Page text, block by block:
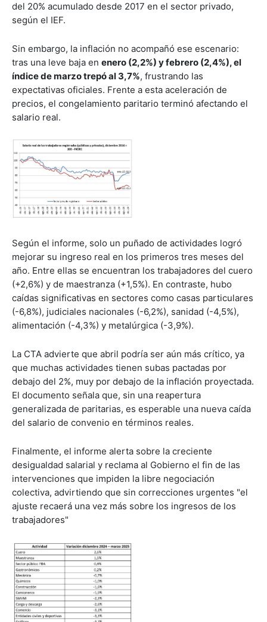
del 20% acumulado desde 2017 en el sector privado,
según el IEF.
Sin embargo, la inflación no acompañó ese escenario:
tras una leve baja en enero (2,2%) y febrero (2,4%), el
índice de marzo trepó al 3,7%, frustrando las
expectativas oficiales. Frente a esta aceleración de
precios, el congelamiento paritario terminó afectando el
salario real.
Según el informe, solo un puñado de actividades logró
mejorar su ingreso real en los primeros tres meses del
año. Entre ellas se encuentran los trabajadores del cuero
(+2,6%) y de maestranza (+1,5%). En contraste, hubo
caídas significativas en sectores como casas particulares
(-6,8%), judiciales nacionales (-6,2%), sanidad (-4,5%),
alimentación (-4,3%) y metalúrgica (-3,9%).
La CTA advierte que abril podría ser aún más crítico, ya
que muchas actividades tienen subas pactadas por
debajo del 2%, muy por debajo de la inflación proyectada.
El documento señala que, sin una reapertura
generalizada de paritarias, es esperable una nueva caída
del salario de convenio en términos reales.
Finalmente, el informe alerta sobre la creciente
desigualdad salarial y reclama al Gobierno el fin de las
intervenciones que impiden la libre negociación
colectiva, advirtiendo que sin correcciones urgentes "el
ajuste recaerá una vez más sobre los ingresos de los
trabajadores"